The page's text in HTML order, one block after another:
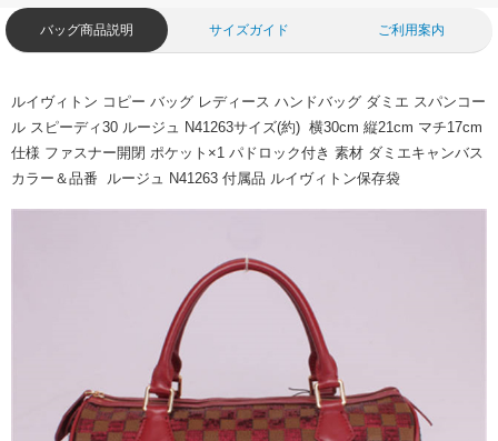
バッグ商品説明 サイズガイド ご利用案内
ルイヴィトン コピー バッグ レディース ハンドバッグ ダミエ スパンコー
ル スピーディ30 ルージュ N41263サイズ(約) 横30cm 縦21cm マチ17cm
仕様 ファスナー開閉 ポケット×1 パドロック付き 素材 ダミエキャンバス
カラー＆品番 ルージュ N41263 付属品 ルイヴィトン保存袋